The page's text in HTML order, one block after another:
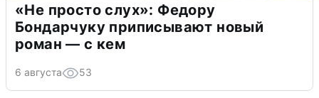
«Не просто слух»: Федору
Бондарчуку приписывают новый
роман — с кем
6 августа 53